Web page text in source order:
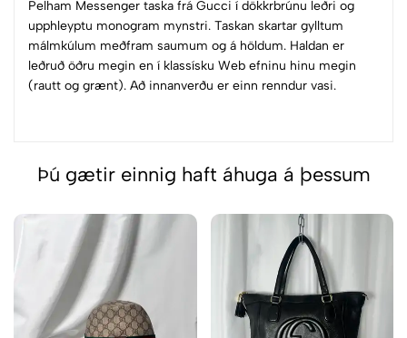
Pelham Messenger taska frá Gucci í dökkrbrúnu leðri og
upphleyptu monogram mynstri. Taskan skartar gylltum
málmkúlum meðfram saumum og á höldum. Haldan er
leðruð öðru megin en í klassísku Web efninu hinu megin
(rautt og grænt). Að innanverðu er einn renndur vasi.
Þú gætir einnig haft áhuga á þessum